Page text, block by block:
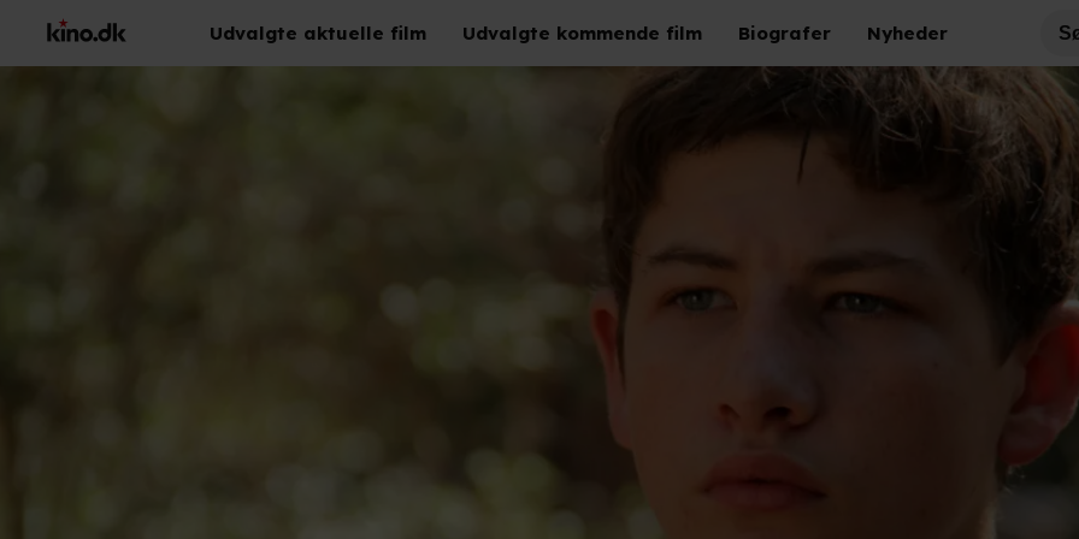
Udvalgte aktuelle film Udvalgte kommende film Biografer Nyheder